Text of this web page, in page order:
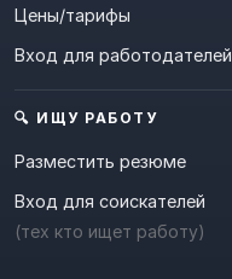
Цены/тарифы
Вход для работодателей
🔍 ИЩУ РАБОТУ
Разместить резюме
Вход для соискателей
(тех кто ищет работу)